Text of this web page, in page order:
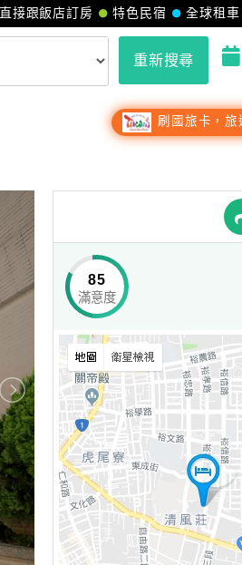
全球租車
特色民宿
直接跟飯店訂房
重新搜尋
刷國旅卡，旅
85
滿意度